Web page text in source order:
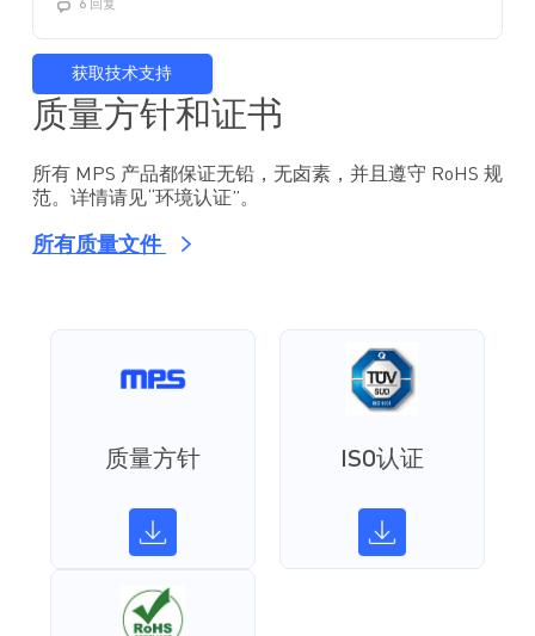
6 回复
获取技术支持
质量方针和证书
所有 MPS 产品都保证无铅，无卤素，并且遵守 RoHS 规
范。详情请见“环境认证”。
所有质量文件
质量方针 ISO认证